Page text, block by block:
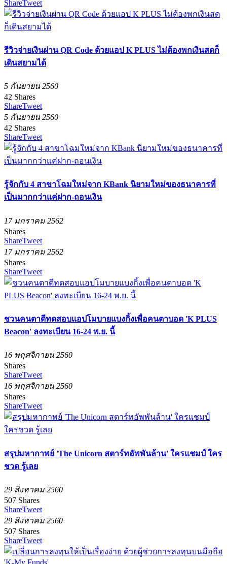
ShareTweet
รีวิวจ่ายเงินผ่าน QR Code ด้วยแอป K PLUS ไม่ต้องพกเงินสดก็
เดินสยามได้
5 กันยายน 2560
42 Shares
ShareTweet
5 กันยายน 2560
42 Shares
ShareTweet
รู้จักกับ 4 สาขาโฉมใหม่จาก KBank นิยามใหม่ของธนาคารที่
เป็นมากกว่าแค่ฝาก-ถอนเงิน
17 มกราคม 2562
Shares
ShareTweet
17 มกราคม 2562
Shares
ShareTweet
ชวนคนตาดีทดสอบแอปโมบายแบงกิ้งเพื่อคนตาบอด 'K PLUS
Beacon' ลงทะเบียน 16-24 พ.ย. นี้
16 พฤศจิกายน 2560
Shares
ShareTweet
16 พฤศจิกายน 2560
Shares
ShareTweet
สรุปมหากาพย์ 'The Unicorn สตาร์ทอัพพันล้าน' ใครแชมป์ ใคร
ชวด รู้เลย
29 สิงหาคม 2560
507 Shares
ShareTweet
29 สิงหาคม 2560
507 Shares
ShareTweet